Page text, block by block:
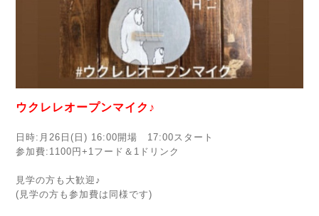
ウクレレオープンマイク♪
日時:月26日(日) 16:00開場 17:00スタート
参加費:1100円+1フード＆1ドリンク
見学の方も大歓迎♪
(見学の方も参加費は同様です)